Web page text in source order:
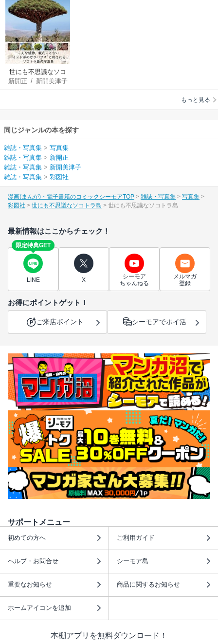
世にも不思議なソコ
トラ島
新開正 / 新開美津子
もっと見る
同じジャンルの本を探す
雑誌・写真集 > 写真集
雑誌・写真集 > 新開正
雑誌・写真集 > 新開美津子
雑誌・写真集 > 彩図社
漫画(まんが)・電子書籍のコミックシーモアTOP 雑誌・写真集
写真集
彩図社
世にも不思議なソコトラ島 世にも不思議なソコトラ島
最新情報はここからチェック！
限定特典GET
LINE X
シーモア
ちゃんねる
メルマガ
登録
お得にポイントゲット！
ご来店ポイント シーモアでポイ活
サポートメニュー
初めての方へ ご利用ガイド
ヘルプ・お問合せ シーモア島
重要なお知らせ 商品に関するお知らせ
ホームアイコンを追加
本棚アプリを無料ダウンロード！